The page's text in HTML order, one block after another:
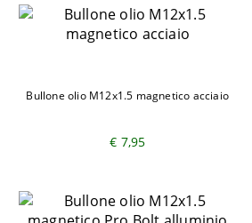
Bullone olio M12x1.5 magnetico acciaio
€ 7,95